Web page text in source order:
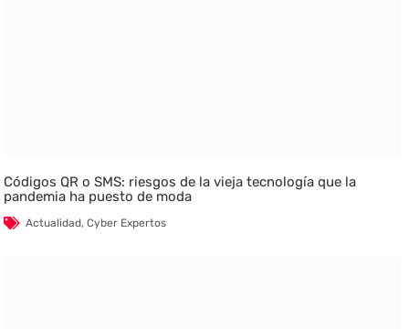
Códigos QR o SMS: riesgos de la vieja tecnología que la
pandemia ha puesto de moda
Actualidad,Cyber Expertos